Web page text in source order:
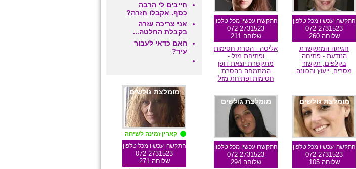
התקשרו עכשיו מכל טלפון
072-2731523
שלוחה 260
חגיתה המתקשרת
הנודעת - פתיחה
בקלפים, תקשור
מסרים, ייעוץ והכוונה
התקשרו עכשיו מכל טלפון
072-2731523
שלוחה 211
אליסה - הסרת חסימות
ופתיחת מזל -
מתקשרת יוצאת דופן
המתמחה בהסרת
חסימות ופתיחת מזל
מומלצת גולשים
התקשרו עכשיו מכל טלפון
072-2731523
שלוחה 105
מומלצת גולשים
התקשרו עכשיו מכל טלפון
072-2731523
שלוחה 294
חייבים לי הרבה
כסף. אקבלו חזרה?
אני צריכה עזרה
בקבלת החלטה...
האם כדאי לעבור
עיר?
מומלצת גולשים
קארין זמינה לשיחה
התקשרו עכשיו מכל טלפון
072-2731523
שלוחה 271